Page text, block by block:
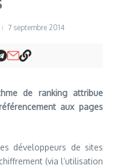
7 septembre 2014
de ranking attribue
aux pages
développeurs de sites
(via l’utilisation